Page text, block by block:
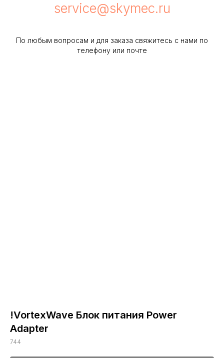
service@skymec.ru
По любым вопросам и для заказа свяжитесь с нами по
телефону или почте
!VortexWave Блок питания Power
Adapter
744